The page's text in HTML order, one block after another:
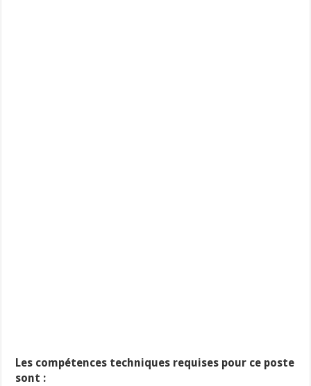
Les compétences techniques requises pour ce poste
sont :